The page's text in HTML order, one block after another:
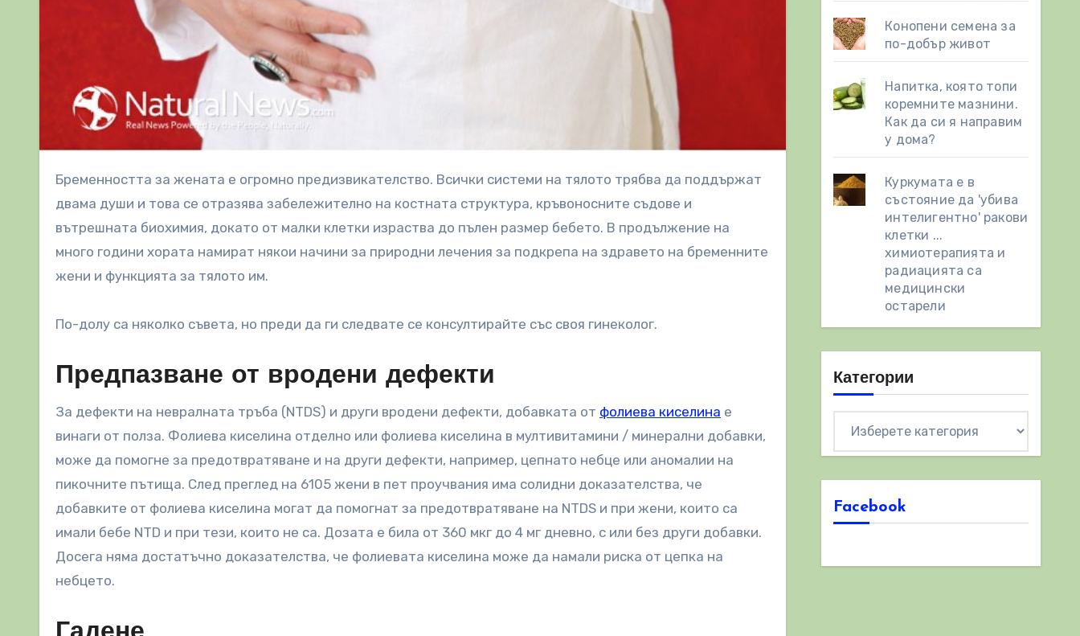
Бременността за жената е огромно предизвикателство. Всички системи на тялото трябва да поддържат
двама души и това се отразява забележително на костната структура, кръвоносните съдове и
вътрешната биохимия, докато от малки клетки израства до пълен размер бебето. В продължение на
много години хората намират някои начини за природни лечения за подкрепа на здравето на бременните
жени и функцията за тялото им.
По-долу са няколко съвета, но преди да ги следвате се консултирайте със своя гинеколог.
Предпазване от вродени дефекти
За дефекти на невралната тръба (NTDS) и други вродени дефекти, добавката от фолиева киселина е
винаги от полза. Фолиева киселина отделно или фолиева киселина в мултивитамини / минерални добавки,
може да помогне за предотвратяване и на други дефекти, например, цепнато небце или аномалии на
пикочните пътища. След преглед на 6105 жени в пет проучвания има солидни доказателства, че
добавките от фолиева киселина могат да помогнат за предотвратяване на NTDS и при жени, които са
имали бебе NTD и при тези, които не са. Дозата е била от 360 мкг до 4 мг дневно, с или без други добавки.
Досега няма достатъчно доказателства, че фолиевата киселина може да намали риска от цепка на
небцето.
Конопени семена за
по-добър живот
Напитка, която топи
коремните мазнини.
Как да си я направим
у дома?
Куркумата е в
състояние да 'убива
интелигентно' ракови
клетки ...
химиотерапията и
радиацията са
медицински
остарели
Категории
Facebook